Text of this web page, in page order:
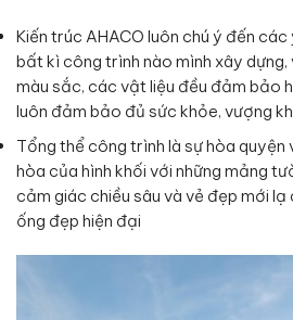
Kiến trúc AHACO luôn chú ý đến
bất kì công trình nào mình xây
màu sắc, các vật liệu đều đảm bảo
luôn đảm bảo đủ sức khỏe, vượng
Tổng thể công trình là sự hòa quyện
hòa của hình khối với những mảng
cảm giác chiều sâu và vẻ đẹp mới lạ
ống đẹp hiện đại